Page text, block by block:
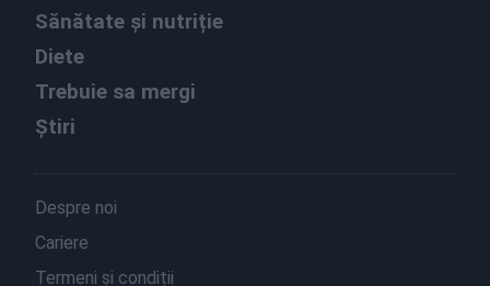
Sănătate și nutriție
Diete
Trebuie sa mergi
Știri
Despre noi
Cariere
Termeni și condiții